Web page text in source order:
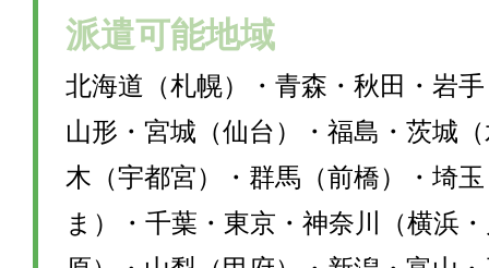
派遣可能地域
北海道（札幌）・青森・秋田・岩
山形・宮城（仙台）・福島・茨城
木（宇都宮）・群馬（前橋）・埼
ま）・千葉・東京・神奈川（横浜